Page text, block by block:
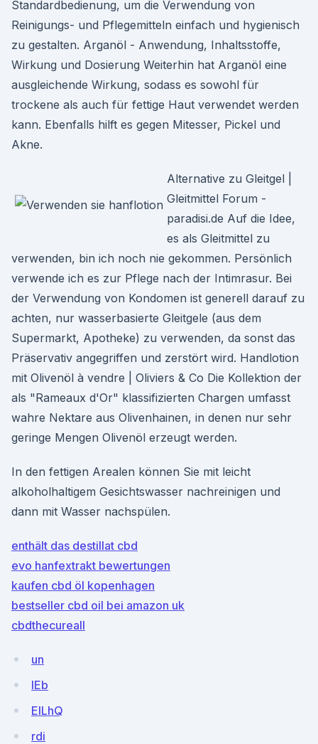
Standardbedienung, um die Verwendung von
Reinigungs- und Pflegemitteln einfach und hygienisch
zu gestalten. Arganöl - Anwendung, Inhaltsstoffe,
Wirkung und Dosierung Weiterhin hat Arganöl eine
ausgleichende Wirkung, sodass es sowohl für
trockene als auch für fettige Haut verwendet werden
kann. Ebenfalls hilft es gegen Mitesser, Pickel und
Akne.
Alternative zu Gleitgel |
Gleitmittel Forum -
paradisi.de Auf die Idee,
es als Gleitmittel zu
verwenden, bin ich noch nie gekommen. Persönlich
verwende ich es zur Pflege nach der Intimrasur. Bei
der Verwendung von Kondomen ist generell darauf zu
achten, nur wasserbasierte Gleitgele (aus dem
Supermarkt, Apotheke) zu verwenden, da sonst das
Präservativ angegriffen und zerstört wird. Handlotion
mit Olivenöl à vendre | Oliviers & Co Die Kollektion der
als "Rameaux d'Or" klassifizierten Chargen umfasst
wahre Nektare aus Olivenhainen, in denen nur sehr
geringe Mengen Olivenöl erzeugt werden.
In den fettigen Arealen können Sie mit leicht
alkoholhaltigem Gesichtswasser nachreinigen und
dann mit Wasser nachspülen.
enthält das destillat cbd
evo hanfextrakt bewertungen
kaufen cbd öl kopenhagen
bestseller cbd oil bei amazon uk
cbdthecureall
un
lEb
EILhQ
rdi